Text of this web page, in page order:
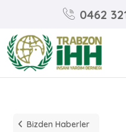
0462
Bizden Haberler